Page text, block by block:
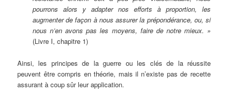
pourrons alors y adapter nos efforts à proportion, les
augmenter de façon à nous assurer la prépondérance, ou, si
nous n’en avons pas les moyens, faire de notre mieux. »
(Livre I, chapitre 1)
Ainsi, les principes de la guerre ou les clés de la réussite
peuvent être compris en théorie, mais il n’existe pas de recette
assurant à coup sûr leur application.